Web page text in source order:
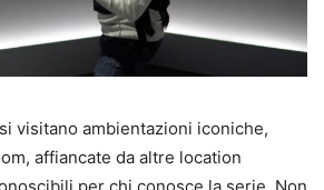
visitano ambientazioni iconiche,
affiancate da altre location